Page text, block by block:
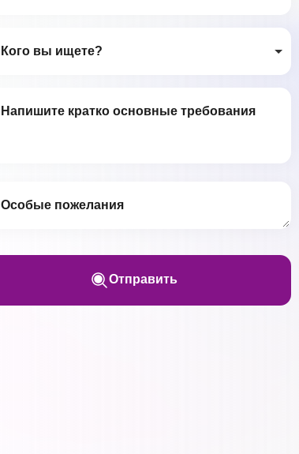
Кого вы ищете?
Отправить